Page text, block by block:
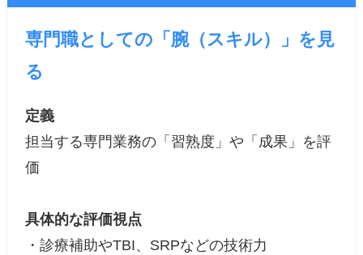
専門職としての「腕（スキル）」を見
る
定義
担当する専門業務の「習熟度」や「成果」を評
価
具体的な評価視点
・診療補助やTBI、SRPなどの技術力